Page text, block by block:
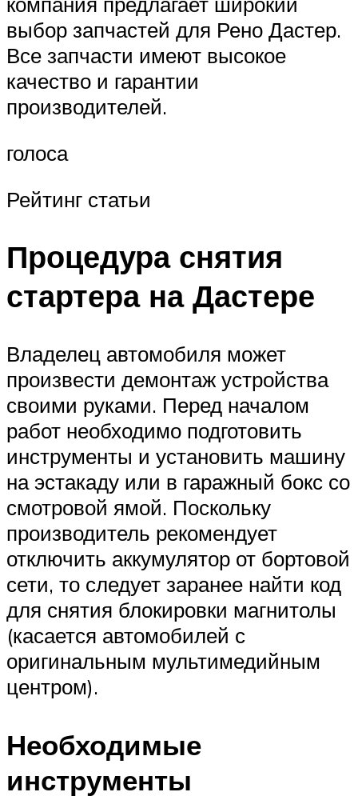
выбор запчастей для Рено Дастер.
Все запчасти имеют высокое
качество и гарантии
производителей.
голоса
Рейтинг статьи
Процедура снятия
стартера на Дастере
Владелец автомобиля может
произвести демонтаж устройства
своими руками. Перед началом
работ необходимо подготовить
инструменты и установить машину
на эстакаду или в гаражный бокс со
смотровой ямой. Поскольку
производитель рекомендует
отключить аккумулятор от бортовой
сети, то следует заранее найти код
для снятия блокировки магнитолы
(касается автомобилей с
оригинальным мультимедийным
центром).
Необходимые
инструменты